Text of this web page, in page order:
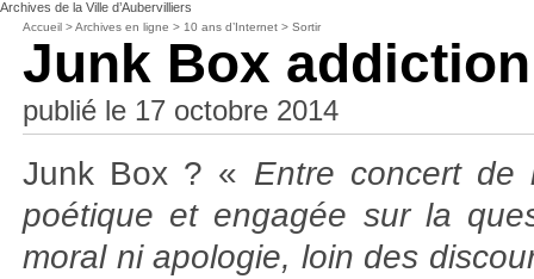
Archives de la Ville d’Aubervilliers
Accueil >Archives en ligne > 10 ans d’Internet >Sortir
Junk Box addiction
publié le 17 octobre 2014
Junk Box ? « Entre concert de
poétique et engagée sur la
moral ni apologie, loin des